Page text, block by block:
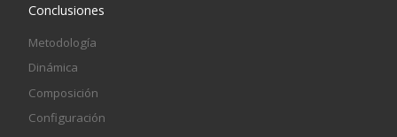
Conclusiones
Metodología
Dinámica
Composición
Configuración